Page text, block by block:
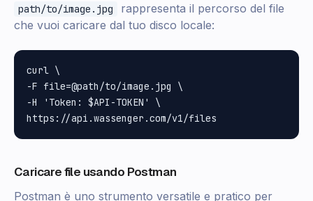
path/to/image.jpg
rappresenta il percorso del file
che vuoi caricare dal tuo disco locale:
curl \
-F file=@path/to/image.jpg \
-H 'Token: $API-TOKEN' \
Caricare file usando Postman
Postman è uno strumento versatile e pratico per